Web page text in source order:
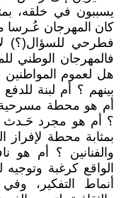
كان المهرجان عُـرسا
فطرحي للسؤال(؟)
فالمهرجان الوطني
هل لعموم
بينهم ؟ أم لبنة
أم هو محطة مسرحية
؟ أم هو مجرد حَـدث
بمثابة محطة لإفراز
والفنانين ؟ أم
الواقع كرغبة
أنماط التفكير،